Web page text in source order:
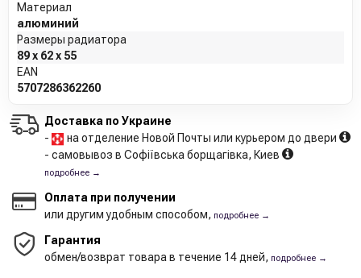
Материал
алюминий
Размеры радиатора
89 x 62 x 55
EAN
5707286362260
Доставка по Украине
-
на отделение Новой Почты или курьером до двери
- самовывоз в Софіївська борщагівка, Киев
подробнее →
Оплата при получении
или другим удобным способом, подробнее →
Гарантия
обмен/возврат товара в течение 14 дней, подробнее →